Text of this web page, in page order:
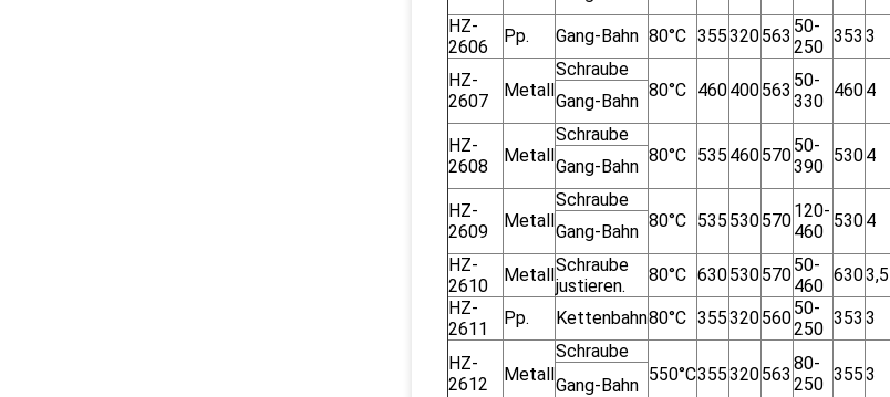
HZ-
2606
Pp. Gang-Bahn 80°C 355320563 50-
250
353 3
HZ-
2607
Metall
Schraube
80°C 460400563 50-
330
4604
Gang-Bahn
HZ-
2608
Metall
Schraube
80°C 535 46057050-
390
5304
Gang-Bahn
HZ-
2609
Metall
Schraube
80°C 535 530570120-
460
5304
Gang-Bahn
HZ-
2610
MetallSchraube
justieren.
80°C 63053057050-
460
6303,5
HZ-
2611
Pp. Kettenbahn80°C 35532056050-
250
353 3
HZ-
2612
Metall
Schraube
550°C355320563
80-
250 3553
Gang-Bahn